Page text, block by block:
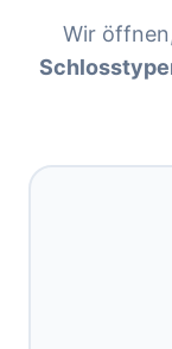
Wir